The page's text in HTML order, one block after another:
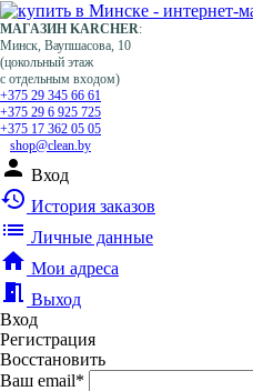
МАГАЗИН KARCHER:
Минск, Ваупшасова, 10
(цокольный этаж
с отдельным входом)
+375 29 345 66 61
+375 29 6 925 725
+375 17 362 05 05
shop@clean.by
person Вход
history История заказов
list Личные данные
home Мои адреса
meeting_room Выход
Вход
Регистрация
Восстановить
Ваш email*